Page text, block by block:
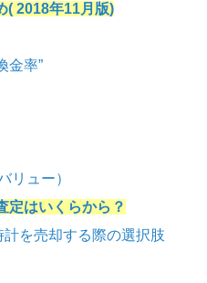
( 2018年11月版)
金率”
リュー）
定はいくらから？
計を売却する際の選択肢